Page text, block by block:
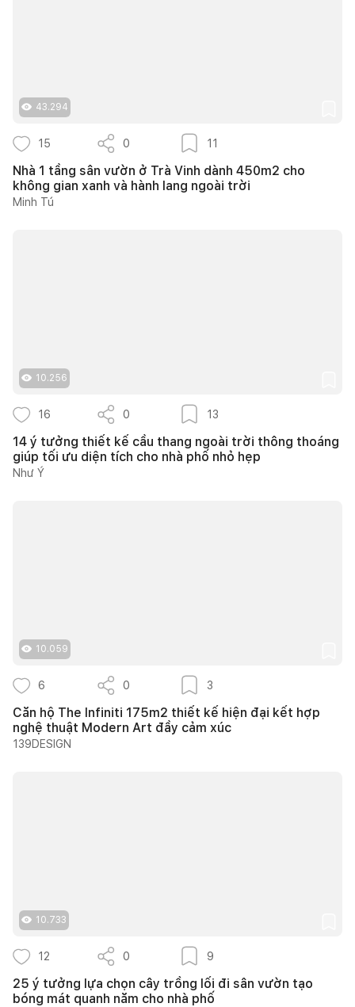
43.294
15 0 11
Nhà 1 tầng sân vườn ở Trà Vinh dành 450m2 cho
không gian xanh và hành lang ngoài trời
Minh Tú
10.256
16 0 13
14 ý tưởng thiết kế cầu thang ngoài trời thông thoáng
giúp tối ưu diện tích cho nhà phố nhỏ hẹp
Như Ý
10.059
6 0 3
Căn hộ The Infiniti 175m2 thiết kế hiện đại kết hợp
nghệ thuật Modern Art đầy cảm xúc
139DESIGN
10.733
12 0 9
25 ý tưởng lựa chọn cây trồng lối đi sân vườn tạo
bóng mát quanh năm cho nhà phố